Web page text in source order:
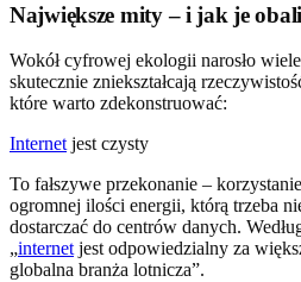
Największe mity – i jak je
Wokół cyfrowej ekologii narosło
skutecznie zniekształcają
które warto zdekonstruować:
Internet jest czysty
To fałszywe przekonanie –
ogromnej ilości energii, którą trzeba
dostarczać do centrów danych.
„internet jest odpowiedzialny za
globalna branża lotnicza”.